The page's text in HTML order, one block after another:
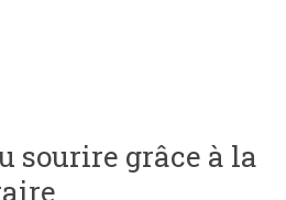
sourire grâce à la